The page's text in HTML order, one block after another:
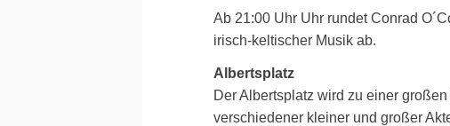
Ab 21:00 Uhr Uhr rundet Conrad
irisch-keltischer Musik ab.
Albertsplatz
Der Albertsplatz wird zu einer
verschiedener kleiner und großer